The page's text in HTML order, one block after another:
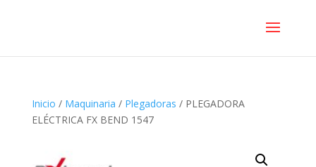
Inicio / Maquinaria / Plegadoras / PLEGADORA
ELÉCTRICA FX BEND 1547